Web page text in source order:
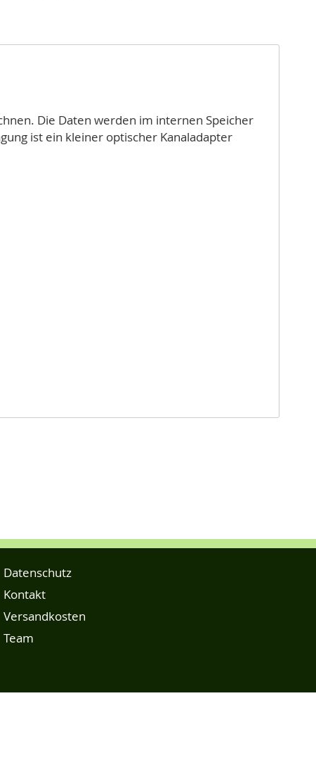
Die Daten werden im internen Speicher
ist ein kleiner optischer Kanaladapter
Datenschutz
Kontakt
Versandkosten
Team